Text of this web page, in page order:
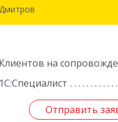
Клиентов на
1С:Специалист
Отправить
Отправить